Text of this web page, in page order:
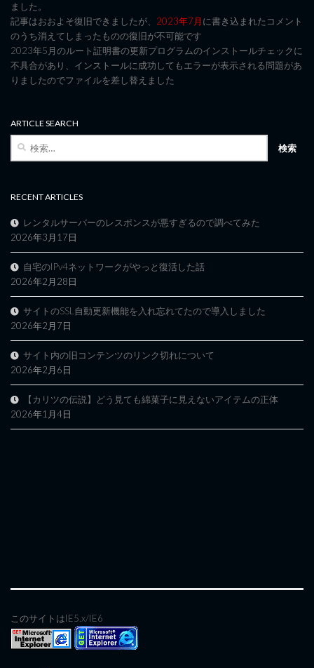
ました。
記事はおおよそ復旧できましたが、 2023年7月に書き込まれたコメント
のうち消えてしまったものの復旧が不可能です
2023年5月のルート証明書の更新プログラムのインストールチェックに
不具合があり、インストールに成功してもエラーが表示される問題があ
りましたのでファイルを差し替えました
ARTICLE SEARCH
検
RECENT ARTICLES
レンタルサーバーのレスポンスが悪すぎるので調べてみた
2026年3月17日
自宅のIPv4ネットワークがやっと復活した話
2026年2月28日
サイトのSSL自動更新機能を入れ忘れてたので導入しました
2026年2月7日
サイト内の旧コンテンツのリンク切れについて
2026年2月6日
【カリツの伝説】どう見ても綿菓子に見えないアイテムの正体
2026年1月4日
このサイトはIE5.x/IE6